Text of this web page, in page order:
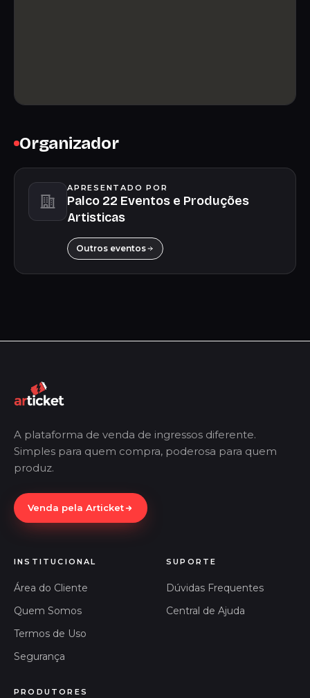
Organizador
APRESENTADO POR
Palco 22 Eventos e Produções
Artisticas
Outros eventos
A plataforma de venda de ingressos diferente.
Simples para quem compra, poderosa para quem
produz.
Venda pela Articket
INSTITUCIONAL
Área do Cliente
Quem Somos
Termos de Uso
Segurança
SUPORTE
Dúvidas Frequentes
Central de Ajuda
PRODUTORES